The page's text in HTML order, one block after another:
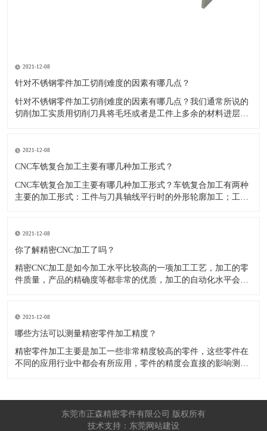
2021-12-08
针对不锈钢零件加工切削难度的因素有哪几点？
针对不锈钢零件加工切削难度的因素有哪几点？我们通常所说的
切削加工实质用切削刀具将毛坯或者是工件上多余的材料进层进
其他的常规材料，比如铜材和铝合金，究其原因有以下几个关键
因素： 一
2021-12-08
CNC车铣复合加工主要有哪几种加工形式？
CNC车铣复合加工主要有哪几种加工形式？车铣复合加工有两种
主要的加工形式：工件与刀具轴线平行时的外形轮廓加工；工件
2021-12-08
​你了解精密CNC加工了吗？
精密CNC加工是如今加工水平比较高的一项加工工艺，加工的零
件质量，产品的精确度等都非常的优质，加工的自动化水平会比
自动化技术水平高，非常适合加工轮廊样子繁杂的曲线图，斜面
零
2021-12-08
​哪些方法可以测量精密零件加工精度？
精密零件加工主要是加工一些非常精度较高的零件，这些零件在
不同的应用行业中都会有所应用，零件的精度会直接的影响测量
工按量具量仪的读数值是否直接表示被测尺寸的数值，可分为测
东莞市正森精密零件有限公司 版权所有
技术支持：东莞网站建设